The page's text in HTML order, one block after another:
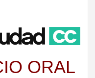
ORAL